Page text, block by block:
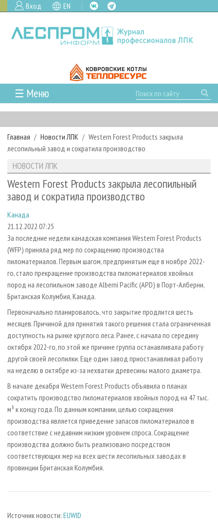
Вход EN
☰ Меню
ГЛАВНАЯ
РУБРИКИ И ТЕМЫ
РУБРИКИ ЖУРНАЛА
ЛЕСОЗАГОТОВКА
ЛЕСОПИЛЕНИЕ
СУШКА ДРЕВЕСИНЫ
ПРОИЗВОДСТВО ДРЕВЕСНЫХ ПЛИТ
ДЕРЕВЯННОЕ ДОМОСТРОЕНИЕ
ПРОИЗВОДСТВО МЕБЕЛИ
БИОЭНЕРГЕТИКА
ИНСТРУМЕНТ И МАТЕРИАЛЫ
НОВОСТИ
НОВОСТИ ЛПК
НОВОСТИ ЖУРНАЛА
ПРОЕКТЫ ЛПИ
АНАЛИТИКА
ПРЕДПРИЯТИЯ ЛПК
ПЕРСОНЫ
МОБИЛЬНЫЕ ВЫСТАВКИ
ОФИЦИАЛЬНЫЕ ДЕЛЕГАЦИИ
ПРИОРИТЕТНЫЕ ИНВЕСТПРОЕКТЫ
RUSSIAN FORESTRY REVIEW
БИБЛИОТЕКА СПЕЦИАЛИСТА
АРХИВ
АРХИВ ЖУРНАЛОВ
О ЖУРНАЛЕ
КОНТАКТЫ
РЕКЛАМОДАТЕЛЯМ
РЕКЛАМА
РЕКЛАМА НА САЙТЕ
Главная Новости ЛПК
Western Forest Products закрыла
лесопильный завод и сократила производство
НОВОСТИ ЛПК
Western Forest Products закрыла лесопильный
завод и сократила производство
Канада
21.12.2022 07:25
За последние недели канадская компания Western Forest Products
(WFP) приняла ряд мер по сокращению производства
пиломатериалов. Первым шагом, предпринятым еще в ноябре 2022-
го, стало прекращение производства пиломатериалов хвойных
пород на лесопильном заводе Alberni Pacific (APD) в Порт-Алберни,
Британская Колумбия, Канада.
Первоначально планировалось, что закрытие продлится шесть
месяцев. Причиной для принятия такого решения стала ограниченная
доступность на рынке круглого леса. Ранее, с начала по середину
октября 2022-го, по этой же причине группа останавливала работу
другой своей лесопилки. Еще один завод приостанавливал работу
на неделю в октябре из-за нехватки древесины малого диаметра.
В начале декабря Western Forest Products объявила о планах
сократить производство пиломатериалов хвойных пород на 47 тыс.
м³ к концу года. По данным компании, целью сокращения
производства является приведение запасов пиломатериалов в
соответствие с недавним низким уровнем спроса. Сокращение
производства должно быть реализовано посредством
соответствующих мер на всех шести лесопильных заводах в
провинции Британская Колумбия.
Источник новости: EUWID